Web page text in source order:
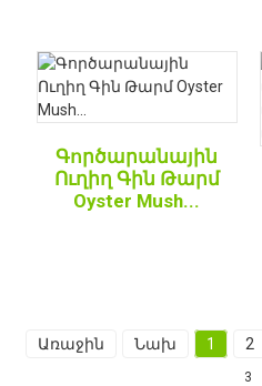
Գործարանային
Ուղիղ Գին Թարմ
Oyster Mush...
Առաջին Նախ 1 2
3